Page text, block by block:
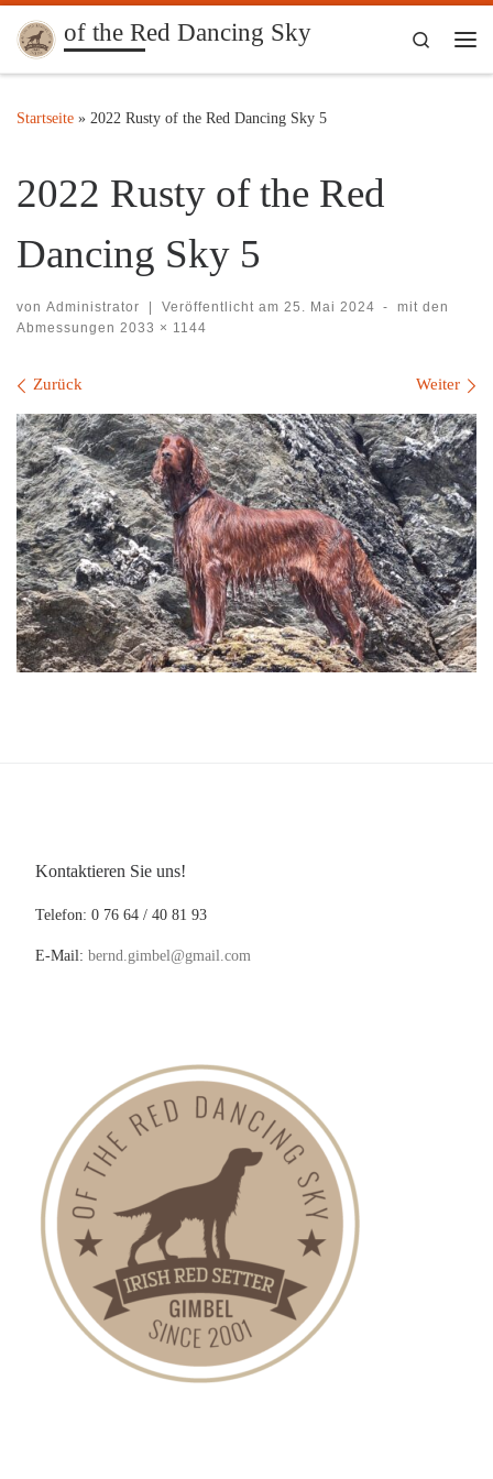
Zum Inhalt springen
of the Red Dancing Sky
Search
Startseite » 2022 Rusty of the Red Dancing Sky 5
2022 Rusty of the Red
Dancing Sky 5
von Administrator | Veröffentlicht am 25. Mai 2024 -
mit den
Abmessungen 2033 × 1144
Bilder Navigation
Zurück Weiter
Kontaktieren Sie uns!
Telefon: 0 76 64 / 40 81 93
E-Mail: bernd.gimbel@gmail.com